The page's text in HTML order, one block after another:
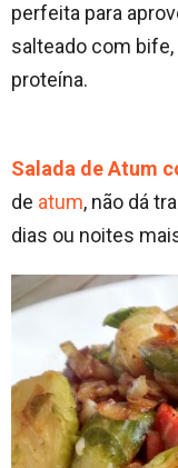
perfeita para
salteado com
proteína.
Salada de Atum
de atum, não dá
dias ou noites